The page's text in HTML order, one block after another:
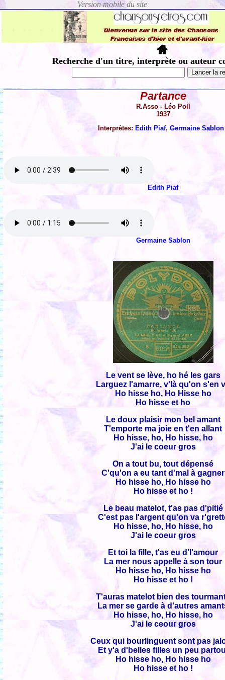
Recherche d'un titre, interprète ou auteur
Partance
R.Asso - Léo Poll
1937
Interprètes: Edith Piaf,Germaine
Edith Piaf
Germaine Sablon
Le vent se lève, ho hé les gars
Larguez l'amarre, v'là qu'on s'en
Ho hisse ho, Ho Hisse ho
Ho hisse et ho
Le doux plaisir mon bel amant
T'emporte ma joie en t'en allant
Ho hisse, ho, Ho hisse, ho
J'ai le coeur gros
On a tout bu, tout dépensé
C'qu'on a eu tant d'mal à gagner
Ho hisse ho, Ho hisse ho
Ho hisse et ho !
Le beau matelot, t'as pas d'pitié
C'est pas l'argent qu'on va
Ho hisse, ho, Ho hisse, ho
J'ai le coeur gros
Et toi la fille, t'as eu d'l'amour
La mer nous appelle à son tour
Ho hisse ho, Ho hisse ho
Ho hisse et ho !
T'auras matelot bien des
La mer se garde à d'autres
Ho hisse, ho, Ho hisse, ho
J'ai le ceour gros
Ceux qui bourlinguent sont pas
Et y'a d'belles filles un peu
Ho hisse ho, Ho hisse ho
Ho hisse et ho !